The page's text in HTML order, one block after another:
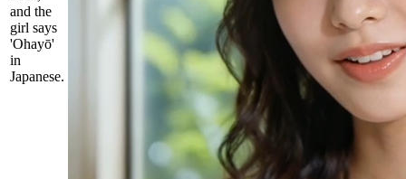
and the
girl says
'Ohayō'
in
Japanese.